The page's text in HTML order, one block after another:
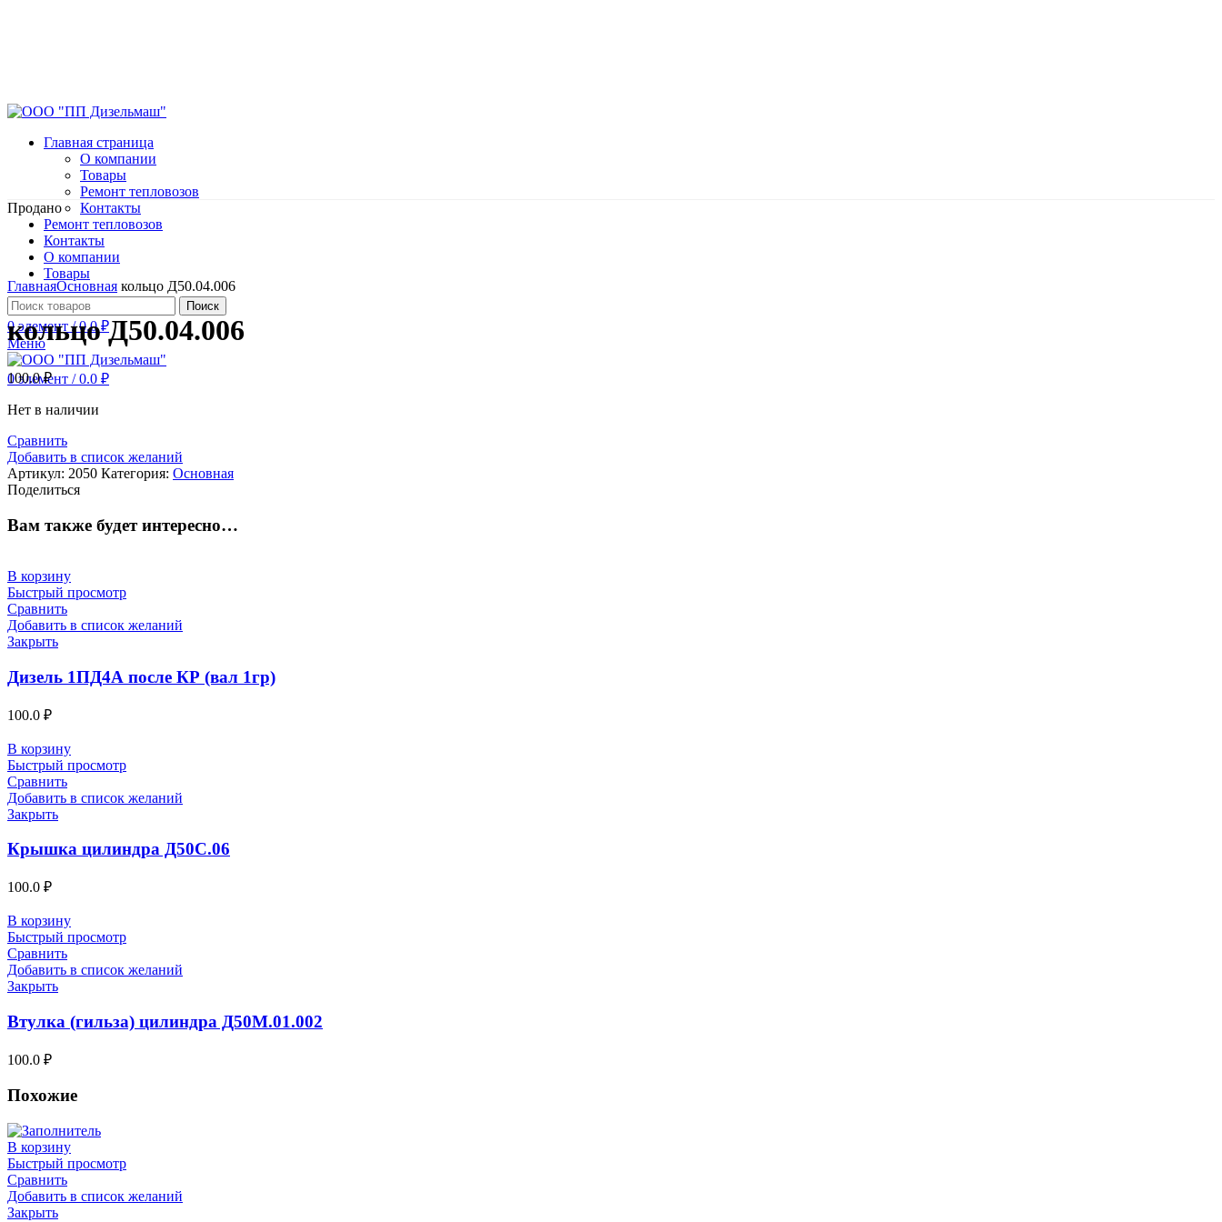
Главная страница
О компании
Товары
Ремонт тепловозов
Контакты
Ремонт тепловозов
Контакты
О компании
Товары
Поиск
0элемент / 0.0₽
Меню
0элемент / 0.0 ₽
Продано
Нажмите, чтобы увеличить
ГлавнаяОсновная кольцо Д50.04.006
кольцо Д50.04.006
100.0₽
Нет в наличии
Сравнить
Добавить в список желаний
Артикул: 2050 Категория: Основная
Поделиться
Вам также будет интересно…
В корзину
Быстрый просмотр
Сравнить
Добавить в список желаний
Закрыть
Дизель 1ПД4А после КР (вал 1гр)
100.0 ₽
В корзину
Быстрый просмотр
Сравнить
Добавить в список желаний
Закрыть
Крышка цилиндра Д50С.06
100.0 ₽
В корзину
Быстрый просмотр
Сравнить
Добавить в список желаний
Закрыть
Втулка (гильза) цилиндра Д50М.01.002
100.0 ₽
Похожие
В корзину
Быстрый просмотр
Сравнить
Добавить в список желаний
Закрыть